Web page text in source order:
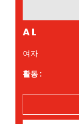
A L
여자
활동 :